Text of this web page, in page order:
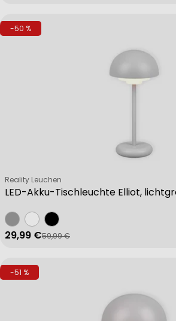
-50 %
LED-Akku-Tischleuchte Elliot,
Verkäufer:
Reality Leuchen
Verkaufspreis
29,99 €
Regulärer Preis
59,99 €
-51 %